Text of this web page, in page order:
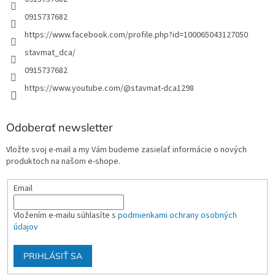
0915737682
https://www.facebook.com/profile.php?id=100065043127050
stavmat_dca/
0915737682
https://www.youtube.com/@stavmat-dca1298
Odoberať newsletter
Vložte svoj e-mail a my Vám budeme zasielať informácie o nových
produktoch na našom e-shope.
Email
Vložením e-mailu súhlasíte s podmienkami ochrany osobných
údajov
PRIHLÁSIŤ SA